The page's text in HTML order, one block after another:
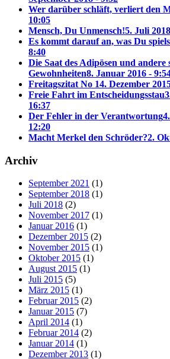
Wer darüber schläft, verliert den
10:05
Mensch, Du Unmensch!5. Juli
Es kommt darauf an, was Du
8:40
Die Saat des Adipösen und andere
Gewohnheiten8. Januar 2016 -
Freitagszitat No 14. Dezember
Freie Fahrt im Entscheidungsstau
16:37
Der Fehler in der Verantwortung
12:20
Macht Merkel den Schröder?2.
Archiv
September 2021 (1)
September 2018 (1)
Juli 2018 (2)
November 2017 (1)
Januar 2016 (1)
Dezember 2015 (2)
November 2015 (1)
Oktober 2015 (1)
August 2015 (1)
Juli 2015 (5)
März 2015 (1)
Februar 2015 (2)
Januar 2015 (7)
April 2014 (1)
Februar 2014 (2)
Januar 2014 (1)
Dezember 2013 (1)